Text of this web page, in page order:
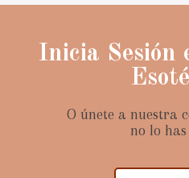
Inicia Sesión
O únete a nuestra
no lo has